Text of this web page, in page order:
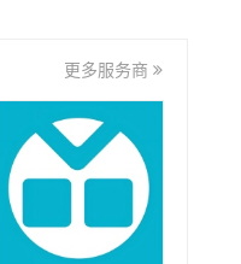
更多服务商